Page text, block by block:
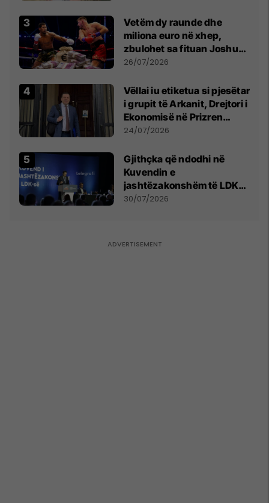
Vetëm dy raunde dhe
miliona euro në xhep,
zbulohet sa fituan Joshua
e Prenga
26/07/2026
Vëllai iu etiketua si pjesëtar
i grupit të Arkanit, Drejtori i
Ekonomisë në Prizren
mohon pretendimet
24/07/2026
Gjithçka që ndodhi në
Kuvendin e
jashtëzakonshëm të LDK-
së
30/07/2026